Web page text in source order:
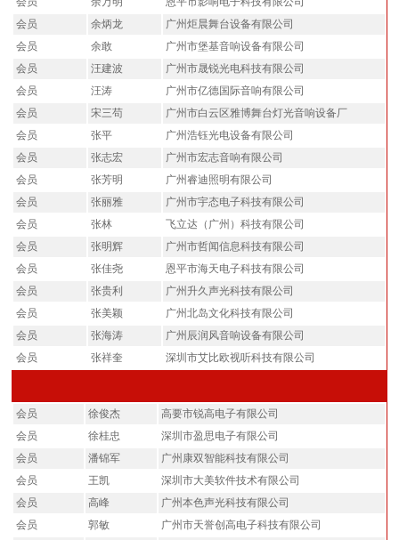
会员
余炳龙
广州炬晨舞台设备有限公司
会员
余敢
广州市堡基音响设备有限公司
会员
汪建波
广州市晟锐光电科技有限公司
会员
汪涛
广州市亿德国际音响有限公司
会员
宋三苟
广州市白云区雅博舞台灯光音响设备厂
会员
张平
广州浩钰光电设备有限公司
会员
张志宏
广州市宏志音响有限公司
会员
张芳明
广州睿迪照明有限公司
会员
张丽雅
广州市宇态电子科技有限公司
会员
张林
飞立达（广州）科技有限公司
会员
张明辉
广州市哲闻信息科技有限公司
会员
张佳尧
恩平市海天电子科技有限公司
会员
张贵利
广州升久声光科技有限公司
会员
张美颖
广州北岛文化科技有限公司
会员
张海涛
广州辰润风音响设备有限公司
会员
张祥奎 深圳市艾比欧视听科技有限公司
会员 徐俊杰
高要市锐高电子有限公司
会员
徐桂忠
深圳市盈思电子有限公司
会员
潘锦军
广州康双智能科技有限公司
会员
王凯
深圳市大美软件技术有限公司
会员
高峰
广州本色声光科技有限公司
会员
郭敏
广州市天誉创高电子科技有限公司